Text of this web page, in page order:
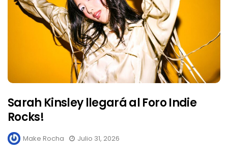
Sarah Kinsley llegará al Foro Indie
Rocks!
Make Rocha Julio 31, 2026